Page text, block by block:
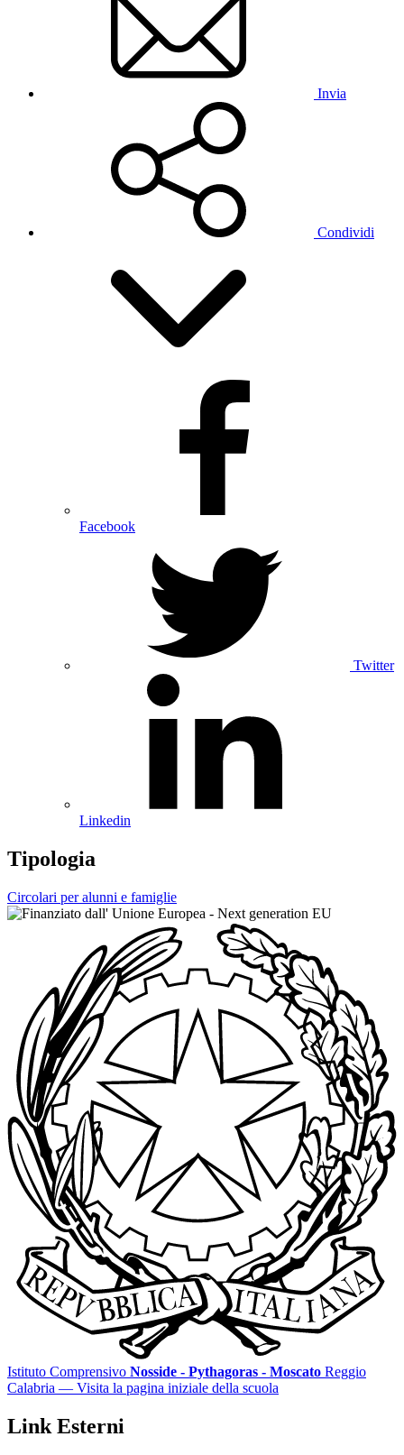
Invia
Condividi
Facebook
Twitter
Linkedin
Tipologia
Circolari per alunni e famiglie
Istituto Comprensivo Nosside - Pythagoras - Moscato Reggio
Calabria — Visita la pagina iniziale della scuola
Link Esterni